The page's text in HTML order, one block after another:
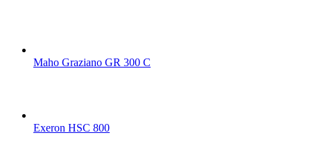
Maho Graziano GR 300 C
Exeron HSC 800